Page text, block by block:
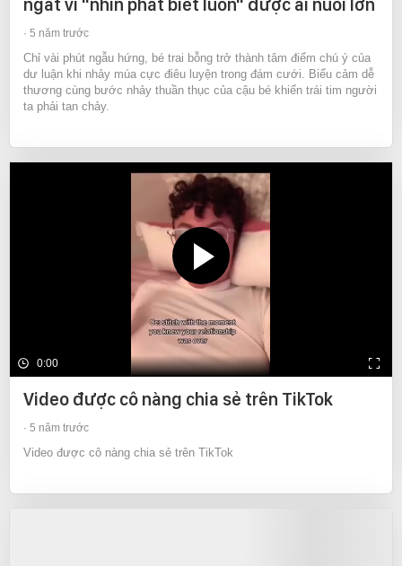
5 năm trước
Chỉ vài phút ngẫu hứng, bé trai bỗng trở thành tâm điểm chú ý của
dư luận khi nhảy múa cực điêu luyện trong đám cưới. Biểu cảm dễ
thương cùng bước nhảy thuần thục của cậu bé khiến trái tim người
ta phải tan chảy.
0:00
Video được cô nàng chia sẻ trên TikTok
5 năm trước
Video được cô nàng chia sẻ trên TikTok